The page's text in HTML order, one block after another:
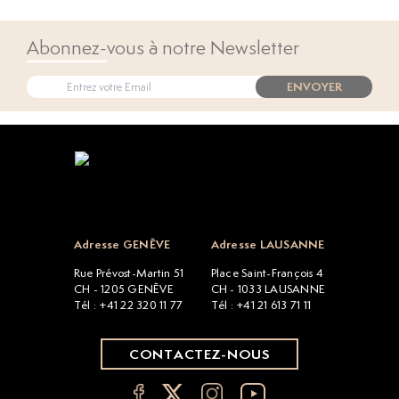
Abonnez-vous à notre Newsletter
ENVOYER
Adresse GENÈVE
Rue Prévost-Martin 51
CH - 1205 GENÈVE
Tél : +41 22 320 11 77
Adresse LAUSANNE
Place Saint-François 4
CH - 1033 LAUSANNE
Tél : +41 21 613 71 11
CONTACTEZ-NOUS